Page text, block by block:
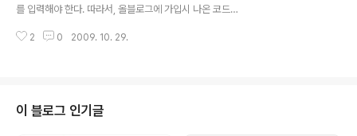
를 입력해야 한다. 따라서, 올블로그에 가입시 나온 코드인
다. 20분내에 입력해야만 한다는 메시지가 나와 있으므로
기~~~ 끝~
2 0 2009. 10. 29.
이 블로그 인기글